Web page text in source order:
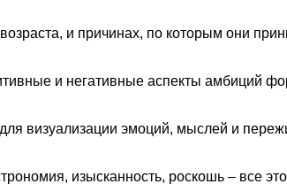
и причинах, по которым они
и негативные аспекты амбиций
визуализации эмоций, мыслей и
изысканность, роскошь – все